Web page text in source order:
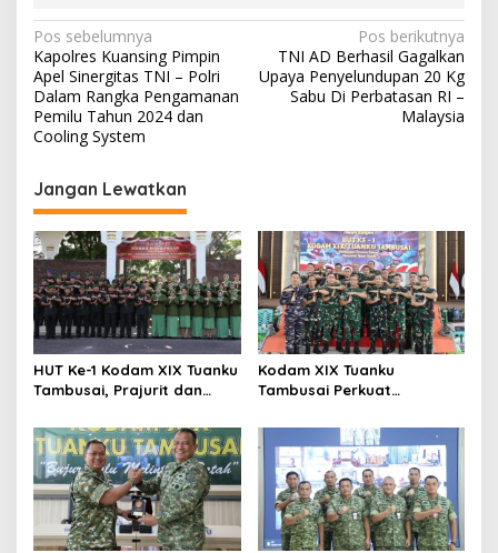
N
a
v
i
a
s
i
p
o
s
Pos sebelumnya
Kapolres Kuansing Pimpin
Apel Sinergitas TNI – Polri
Dalam Rangka Pengamanan
Pemilu Tahun 2024 dan
Cooling System
Pos berikutnya
TNI AD Berhasil Gagalkan
Upaya Penyelundupan 20 Kg
Sabu Di Perbatasan RI –
Malaysia
Jangan Lewatkan
HUT Ke-1 Kodam XIX Tuanku
Tambusai, Prajurit dan
Penghormatan di TMP
Kusuma Dharma
Kodam XIX Tuanku
Tambusai Perkuat
Donor Darah HUT Ke-1